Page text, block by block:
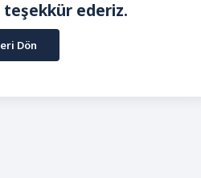
teşekkür ederiz.
Dön